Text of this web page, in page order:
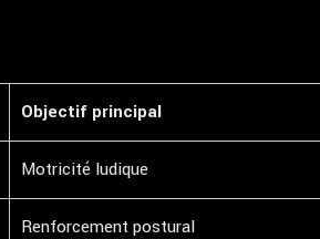
Objectif principal
Motricité ludique
Renforcement postural